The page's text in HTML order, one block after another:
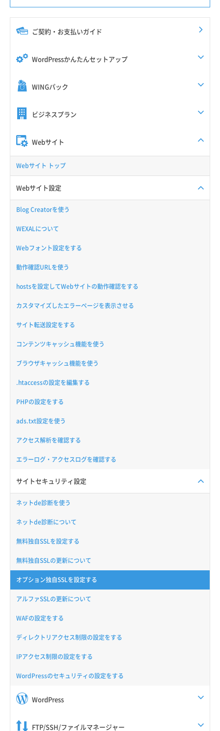
ご契約・お支払いガイド
WordPressかんたんセットアップ
WINGパック
ビジネスプラン
Webサイト
Webサイト トップ
Webサイト設定
Blog Creatorを使う
WEXALについて
Webフォント設定をする
動作確認URLを使う
hostsを設定してWebサイトの動作確認をする
カスタマイズしたエラーページを表示させる
サイト転送設定をする
コンテンツキャッシュ機能を使う
ブラウザキャッシュ機能を使う
.htaccessの設定を編集する
PHPの設定をする
ads.txt設定を使う
アクセス解析を確認する
エラーログ・アクセスログを確認する
サイトセキュリティ設定
ネットde診断を使う
ネットde診断について
無料独自SSLを設定する
無料独自SSLの更新について
オプション独自SSLを設定する
アルファSSLの更新について
WAFの設定をする
ディレクトリアクセス制限の設定をする
IPアクセス制限の設定をする
WordPressのセキュリティの設定をする
WordPress
FTP/SSH/ファイルマネージャー